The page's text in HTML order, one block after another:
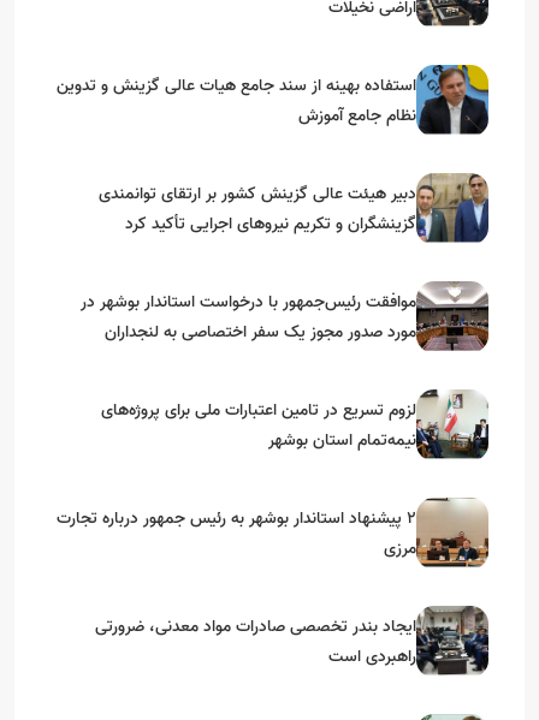
اراضی نخیلات
استفاده بهینه از سند جامع هیات عالی گزینش و‌ تدوین
نظام جامع آموزش
دبیر هیئت عالی گزینش کشور بر ارتقای توانمندی
گزینشگران و تکریم نیروهای اجرایی تأکید کرد
موافقت رئیس‌جمهور با درخواست استاندار بوشهر در
مورد صدور مجوز یک سفر اختصاصی به لنجداران
لزوم تسریع در تامین اعتبارات ملی برای پروژه‌های
نیمه‌تمام استان بوشهر
۲ پیشنهاد استاندار بوشهر به رئیس جمهور درباره تجارت
مرزی
ایجاد بندر تخصصی صادرات مواد معدنی، ضرورتی
راهبردی است